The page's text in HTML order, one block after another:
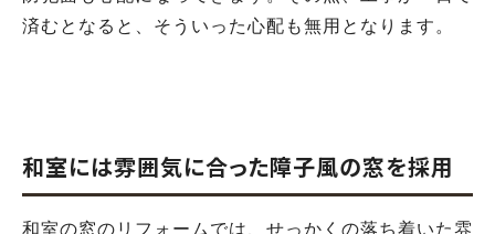
済むとなると、そういった心配も無用となります。
和室には雰囲気に合った障子風の窓を採用
和室の窓のリフォームでは、せっかくの落ち着いた雰